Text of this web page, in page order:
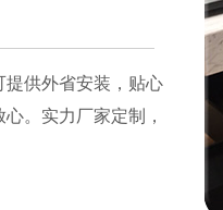
提供外省安装，贴心
。实力厂家定制，